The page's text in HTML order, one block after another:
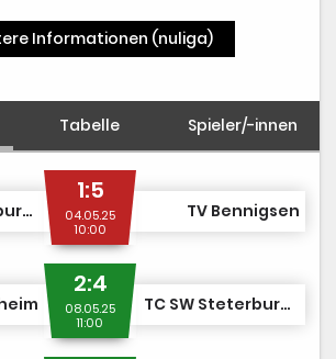
Informationen (nuliga)
Tabelle Spieler/-innen
TC SW Steterburg II
1:5
04.05.25
10:00
TV Bennigsen
2:4
08.05.25
11:00
TC SW Steterburg II